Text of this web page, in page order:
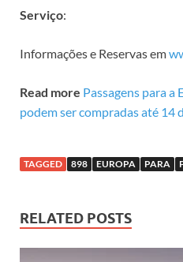
Serviço:
Informações e Reservas em
Read more Passagens para a
podem ser compradas até 14
TAGGED 898 EUROPA PARA
RELATED POSTS